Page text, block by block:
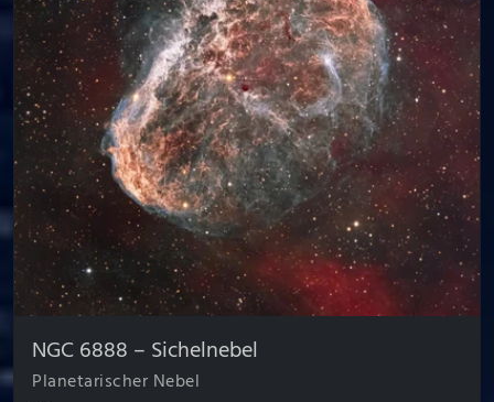
NGC 6888 – Sichel­nebel
Planetarischer Nebel